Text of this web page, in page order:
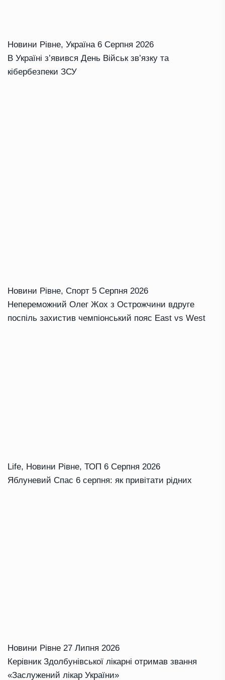
Новини Рівне, Україна 6 Серпня 2026
В Україні з’явився День Військ зв’язку та
кібербезпеки ЗСУ
Новини Рівне, Спорт 5 Серпня 2026
Непереможний Олег Жох з Острожчини вдруге
поспіль захистив чемпіонський пояс East vs West
Life, Новини Рівне, ТОП 6 Серпня 2026
Яблуневий Спас 6 серпня: як привітати рідних
Новини Рівне 27 Липня 2026
Керівник Здолбунівської лікарні отримав звання
«Заслужений лікар України»